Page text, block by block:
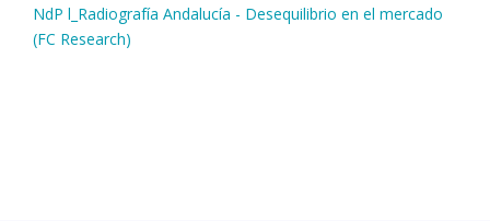
NdP l_Radiografía Andalucía - Desequilibrio en el mercado
(FC Research)